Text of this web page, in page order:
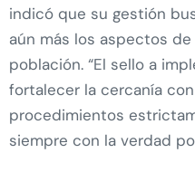
indicó que su gestión
aún más los aspectos
población. “El sello a
fortalecer la cercanía
procedimientos
siempre con la verdad